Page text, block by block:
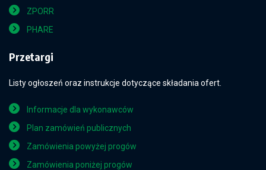
ZPORR
PHARE
Przetargi
Listy ogłoszeń oraz instrukcje dotyczące składania ofert.
Informacje dla wykonawców
Plan zamówień publicznych
Zamówienia powyżej progów
Zamówienia poniżej progów